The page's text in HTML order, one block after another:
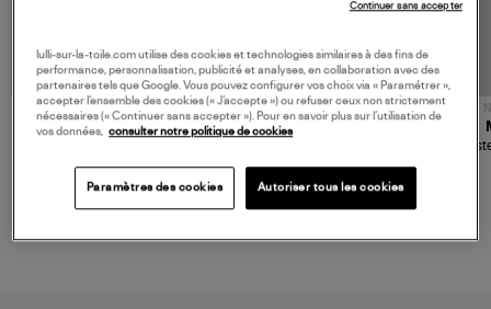
480,00 €
JEROME DREYFUSS
NOUVELLE COLLECTION
189,00 €
TORAL
lulli-sur-la-toile.com utilise des cookies et technologies similaires à des fins de
performance, personnalisation, publicité et analyses, en collaboration avec des
partenaires tels que Google. Vous pouvez configurer vos choix via « Paramétrer »,
accepter l’ensemble des cookies (« J’accepte ») ou refuser ceux non strictement
nécessaires (« Continuer sans accepter »). Pour en savoir plus sur l’utilisation de
vos données, consulter notre politique de cookies
Paramètres des cookies Autoriser tous les cookies
Continuer sans accepter